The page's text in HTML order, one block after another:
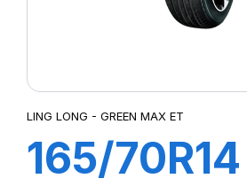
LING LONG - GREEN MAX ET
165/